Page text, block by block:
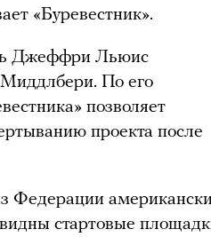
«Буревестник».
Джеффри Льюис
По его
позволяет
проекта после
Федерации
стартовые